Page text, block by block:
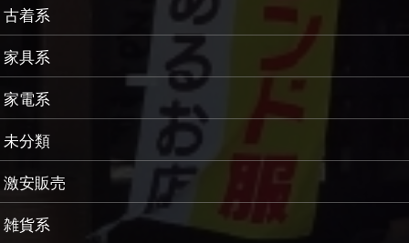
古着系
家具系
家電系
未分類
激安販売
雑貨系